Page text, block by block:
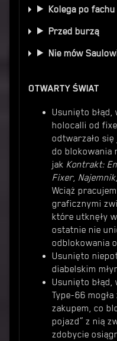
Kolega po fachu
Przed burzą
Nie mów
OTWARTY ŚWIAT
Usunięto
holocalli od
odtwarzało się
do blokowania
jak Kontrakt:
Fixer, Najemnik,
Wciąż
graficznymi
które utknęły
ostatnie nie
odblokowania
Usunięto
diabelskim
Usunięto
Type-66
zakupem, co
pojazd” z nią
zdobycie